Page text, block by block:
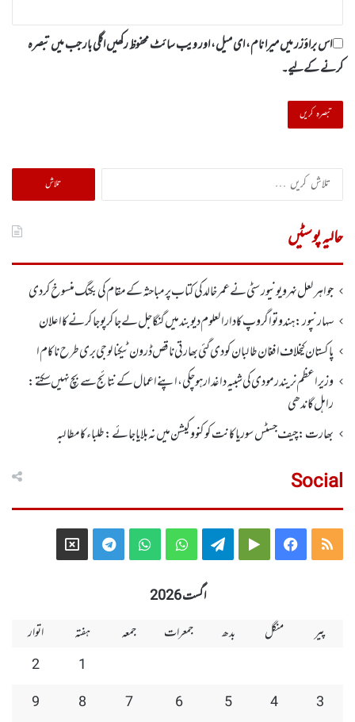
اس براؤزر میں میرا نام، ای میل، اور ویب سائٹ محفوظ رکھیں اگلی بار جب میں تبصرہ
کرنے کےلیے۔
تلاش
کریں
حالیہ پوسٹیں
جواہر لعل نہرو یونیورسٹی نے عمر خالدکی کتاب پر مباحثہ کے مقام کی بکنگ منسوخ کر دی
سہارنپور: ہندو تواگروپ کا دارالعلوم دیوبند میں گنگا جل لے جا کر پوجا کرنے کا اعلان
پاکستان کیخلاف افغان طالبان کو دی گئی بھارتی ناقص ڈرون ٹیکنالوجی بری طرح ناکام ا
وزیر اعظم نریندر مودی کی شبیہ داغدار ہو چکی ، اپنے اعمال کے نتائج سے بچ نہیں سکتے:
راہل گاندھی
بھارت: چیف جسٹس سوریا کانت کو کنووکیشن میں نہ بلایا جائے: طلباءکا مطالبہ
Social
RSS
Facebook
Google
Telegram
WhatsApp
WhatsApp
Telegram
X
اگست 2026
پیر
منگل بدھ جمعرات جمعہ ہفتہ
اتوار
1
2
3
4
5
6
7
8
9